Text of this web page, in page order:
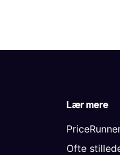
Lær mere
Ofte